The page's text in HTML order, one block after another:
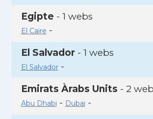
Egipte - 1 webs
El Caire -
El Salvador- 1 webs
El Salvador-
Emirats Àrabs Units - 2
Abu Dhabi - Dubai -